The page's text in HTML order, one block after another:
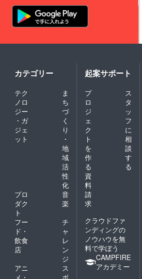
カテゴリー
テク
ノロ
ジー
・ガ
ジェ
ット
ま
ち
づ
く
り
・
地
域
活
性
化
プロ
ダク
ト
音
楽
フー
ド・
飲食
店
チ
ャ
レ
ン
ジ
アニ
ス
起案サポート
プ
ロ
ジ
ェ
ク
ト
を
作
る
ス
タ
ッ
フ
に
相
談
す
る
資
料
請
求
クラウドファ
ンディングの
ノウハウを無
料で学ぼう
CAMPFIRE
アカデミー